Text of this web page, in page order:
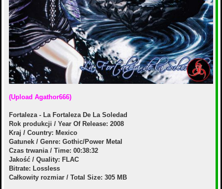
(Upload Agathor666)
Fortaleza - La Fortaleza De La Soledad
Rok produkcji / Year Of Release: 2008
Kraj / Country: Mexico
Gatunek / Genre: Gothic/Power Metal
Czas trwania / Time: 00:38:32
Jakość / Quality: FLAC
Bitrate: Lossless
Całkowity rozmiar / Total Size: 305 MB